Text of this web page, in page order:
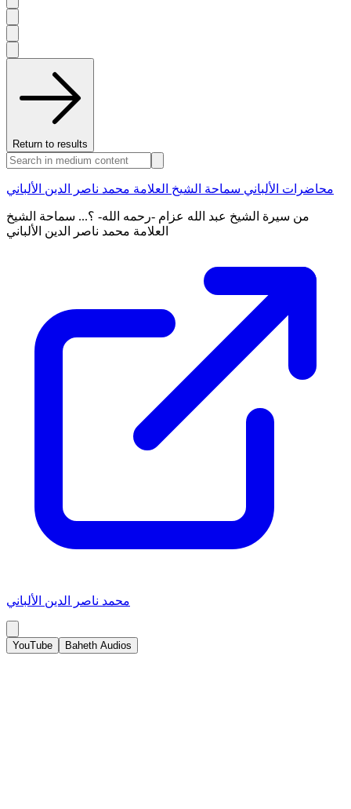
Return to results
محاضرات الألباني سماحة الشيخ العلامة محمد ناصر الدين الألباني
من سيرة الشيخ عبد الله عزام -رحمه الله- ؟... سماحة الشيخ
العلامة محمد ناصر الدين الألباني
محمد ناصر الدين الألباني
YouTube Baheth Audios